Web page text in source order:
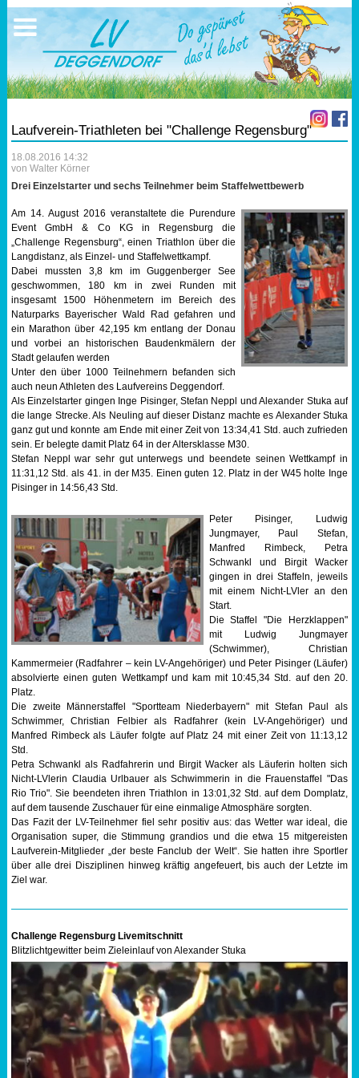
Laufverein-Triathleten bei "Challenge Regensburg"
18.08.2016 14:32
von Walter Körner
Drei Einzelstarter und sechs Teilnehmer beim Staffelwettbewerb
Am 14. August 2016 veranstaltete die Purendure
Event GmbH & Co KG in Regensburg die
„Challenge Regensburg“, einen Triathlon über die
Langdistanz, als Einzel- und Staffelwettkampf.
Dabei mussten 3,8 km im Guggenberger See
geschwommen, 180 km in zwei Runden mit
insgesamt 1500 Höhenmetern im Bereich des
Naturparks Bayerischer Wald Rad gefahren und
ein Marathon über 42,195 km entlang der Donau
und vorbei an historischen Baudenkmälern der
Stadt gelaufen werden
Unter den über 1000 Teilnehmern befanden sich
auch neun Athleten des Laufvereins Deggendorf.
Als Einzelstarter gingen Inge Pisinger, Stefan Neppl und Alexander Stuka auf
die lange Strecke. Als Neuling auf dieser Distanz machte es Alexander Stuka
ganz gut und konnte am Ende mit einer Zeit von 13:34,41 Std. auch zufrieden
sein. Er belegte damit Platz 64 in der Altersklasse M30.
Stefan Neppl war sehr gut unterwegs und beendete seinen Wettkampf in
11:31,12 Std. als 41. in der M35. Einen guten 12. Platz in der W45 holte Inge
Pisinger in 14:56,43 Std.
Peter Pisinger, Ludwig
Jungmayer, Paul Stefan,
Manfred Rimbeck, Petra
Schwankl und Birgit Wacker
gingen in drei Staffeln, jeweils
mit einem Nicht-LVler an den
Start.
Die Staffel "Die Herzklappen"
mit Ludwig Jungmayer
(Schwimmer), Christian
Kammermeier (Radfahrer – kein LV-Angehöriger) und Peter Pisinger (Läufer)
absolvierte einen guten Wettkampf und kam mit 10:45,34 Std. auf den 20.
Platz.
Die zweite Männerstaffel "Sportteam Niederbayern" mit Stefan Paul als
Schwimmer, Christian Felbier als Radfahrer (kein LV-Angehöriger) und
Manfred Rimbeck als Läufer folgte auf Platz 24 mit einer Zeit von 11:13,12
Std.
Petra Schwankl als Radfahrerin und Birgit Wacker als Läuferin holten sich
Nicht-LVlerin Claudia Urlbauer als Schwimmerin in die Frauenstaffel "Das
Rio Trio". Sie beendeten ihren Triathlon in 13:01,32 Std. auf dem Domplatz,
auf dem tausende Zuschauer für eine einmalige Atmosphäre sorgten.
Das Fazit der LV-Teilnehmer fiel sehr positiv aus: das Wetter war ideal, die
Organisation super, die Stimmung grandios und die etwa 15 mitgereisten
Laufverein-Mitglieder „der beste Fanclub der Welt“. Sie hatten ihre Sportler
über alle drei Disziplinen hinweg kräftig angefeuert, bis auch der Letzte im
Ziel war.
Challenge Regensburg Livemitschnitt
Blitzlichtgewitter beim Zieleinlauf von Alexander Stuka
Sportangebote
Trainingszeiten
Laufen
Lauf 10
Triathlon
Nordic Walking
Schwimmen
Orientierungslauf
Nachwuchsförderung
Sportabzeichen
Tempo & Gymnastik
Ausschreibungen
17.05.2026 Triathlon
Ergebnisse
Ergebnisse
Mitgliedschaft
Vereinskleidung
Vorstandschaft
Übungs- Gruppenleiter
Dokumente
SEPA Info
Bankverbindung